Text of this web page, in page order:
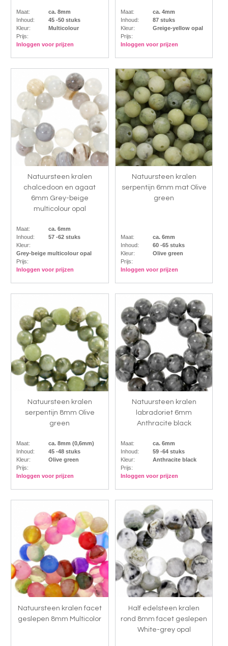
Maat:
ca. 8mm
Inhoud:
45 -50 stuks
Kleur:
Multicolour
Prijs:
Inloggen voor prijzen
Maat:
ca. 4mm
Inhoud:
87 stuks
Kleur:
Greige-yellow opal
Prijs:
Inloggen voor prijzen
Natuursteen kralen
chalcedoon en agaat
6mm Grey-beige
multicolour opal
Maat:
ca. 6mm
Inhoud:
57 -62 stuks
Kleur:
Grey-beige multicolour opal
Prijs:
Inloggen voor prijzen
Natuursteen kralen
serpentijn 6mm mat Olive
green
Maat:
ca. 6mm
Inhoud:
60 -65 stuks
Kleur:
Olive green
Prijs:
Inloggen voor prijzen
Natuursteen kralen
serpentijn 8mm Olive
green
Maat:
ca. 8mm (0,6mm)
Inhoud:
45 -48 stuks
Kleur:
Olive green
Prijs:
Inloggen voor prijzen
Natuursteen kralen
labradoriet 6mm
Anthracite black
Maat:
ca. 6mm
Inhoud:
59 -64 stuks
Kleur:
Anthracite black
Prijs:
Inloggen voor prijzen
Natuursteen kralen facet
geslepen 8mm Multicolor
Half edelsteen kralen
rond 8mm facet geslepen
White-grey opal